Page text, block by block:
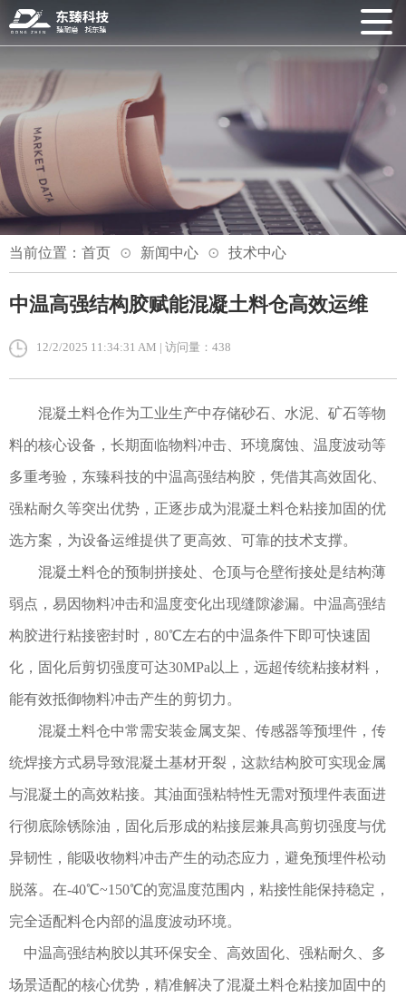
当前位置： 首页 新闻中心 技术中心
中温高强结构胶赋能混凝土料仓高效运维
12/2/2025 11:34:31 AM | 访问量：438
混凝土料仓作为工业生产中存储砂石、水泥、矿石等物
料的核心设备，长期面临物料冲击、环境腐蚀、温度波动等
多重考验，东臻科技的中温高强结构胶，凭借其高效固化、
强粘耐久等突出优势，正逐步成为混凝土料仓粘接加固的优
选方案，为设备运维提供了更高效、可靠的技术支撑。
混凝土料仓的预制拼接处、仓顶与仓壁衔接处是结构薄
弱点，易因物料冲击和温度变化出现缝隙渗漏。中温高强结
构胶进行粘接密封时， 80℃左右的中温条件下即可快速固
化，固化后剪切强度可达30MPa以上，远超传统粘接材料，
能有效抵御物料冲击产生的剪切力。
混凝土料仓中常需安装金属支架、传感器等预埋件，传
统焊接方式易导致混凝土基材开裂，这款结构胶可实现金属
与混凝土的高效粘接。其油面强粘特性无需对预埋件表面进
行彻底除锈除油，固化后形成的粘接层兼具高剪切强度与优
异韧性，能吸收物料冲击产生的动态应力，避免预埋件松动
脱落。在-40℃~150℃的宽温度范围内，粘接性能保持稳定，
完全适配料仓内部的温度波动环境。
中温高强结构胶以其环保安全、高效固化、强粘耐久、多
场景适配的核心优势，精准解决了混凝土料仓粘接加固中的